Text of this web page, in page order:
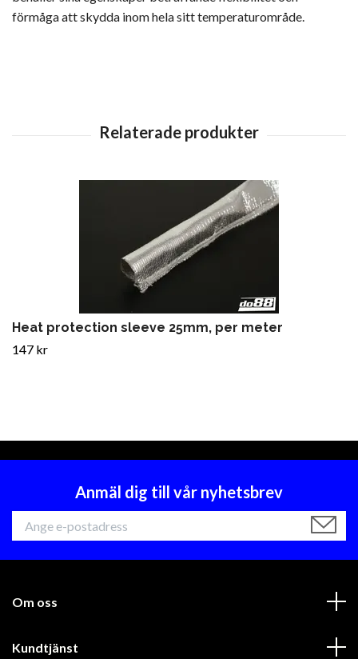
förmåga att skydda inom hela sitt temperaturområde.
Heat protection sleeve 25mm, per meter
147 kr
Anmäl dig till vår nyhetsbrev
Om oss
Kundtjänst